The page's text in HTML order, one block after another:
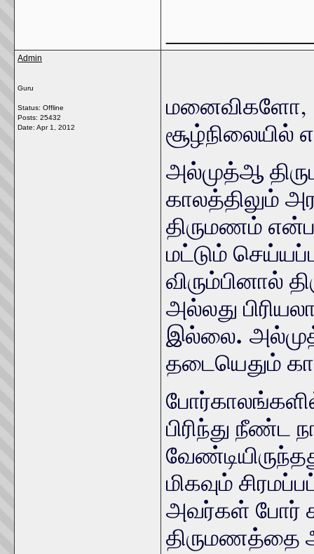
Admin
Guru
Status: Offline
Posts: 25432
Date: Apr 1, 2012
மனைவிகளோ,
சூழ்நிலையில்
அல்முத்ஆ
காலத்திலும்
திருமணம்
மட்டும்
அல்லது
இல்லை.
தடையெதும்
பிரிந்து நீண்ட
மிகவும்
அவர்கள் போர்
திருமணத்தை